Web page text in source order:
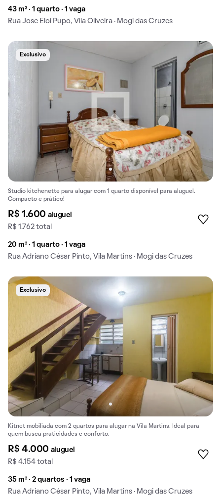
43 m² · 1 quarto · 1 vaga
Rua Jose Eloi Pupo, Vila Oliveira · Mogi das Cruzes
Exclusivo
Studio kitchenette para alugar com 1 quarto disponível para aluguel.
Compacto e prático!
R$ 1.600 aluguel
R$ 1.762 total
20 m² · 1 quarto · 1 vaga
Rua Adriano César Pinto, Vila Martins · Mogi das Cruzes
Exclusivo
Kitnet mobiliada com 2 quartos para alugar na Vila Martins. Ideal para
quem busca praticidades e conforto.
R$ 4.000 aluguel
R$ 4.154 total
35 m² · 2 quartos · 1 vaga
Rua Adriano César Pinto, Vila Martins · Mogi das Cruzes